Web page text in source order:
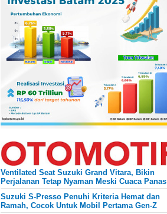
Ventilated Seat Suzuki Grand Vitara, Bikin
Perjalanan Tetap Nyaman Meski Cuaca Panas
Suzuki S-Presso Penuhi Kriteria Hemat dan
Ramah, Cocok Untuk Mobil Pertama Gen-Z